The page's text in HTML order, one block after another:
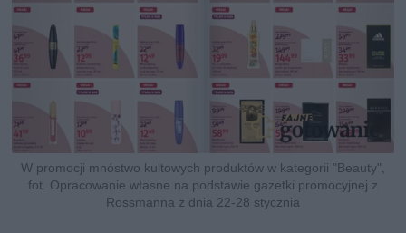
W promocji mnóstwo kultowych produktów w kategorii "Beauty",
fot. Opracowanie własne na podstawie gazetki promocyjnej z
Rossmanna z dnia 22-28 stycznia